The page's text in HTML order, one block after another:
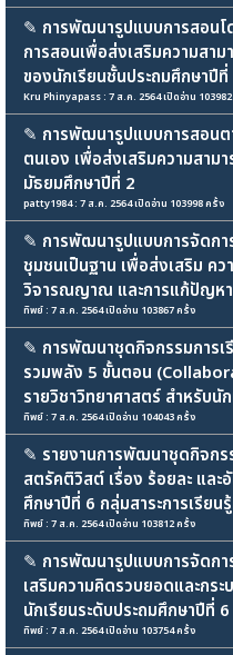
✎ การพัฒนารูปแบบการสอนโ
การสอนเพื่อส่งเสริมความส
ของนักเรียนชั้นประถมศึกษาปีที่
Kru Phinyapass : 7 ส.ค. 2564 เปิดอ่าน
✎ การพัฒนารูปแบบการสอน
ตนเอง เพื่อส่งเสริมความสาม
มัธยมศึกษาปีที่ 2
patty1984 : 7 ส.ค. 2564 เปิดอ่าน 103998 ครั้ง
✎ การพัฒนารูปแบบการจัดกา
ชุมชนเป็นฐาน เพื่อส่งเสริม ค
วิจารณญาณ และการแก้ปัญหา
ทิพย์ : 7 ส.ค. 2564 เปิดอ่าน 103867 ครั้ง
✎ การพัฒนาชุดกิจกรรมการเ
รวมพลัง 5 ขั้นตอน
รายวิชาวิทยาศาสตร์ สำหรับนั
ทิพย์ : 7 ส.ค. 2564 เปิดอ่าน 104043 ครั้ง
✎ รายงานการพัฒนาชุดกิจกร
สตรัคติวิสต์ เรื่อง ร้อยละ และ
ศึกษาปีที่ 6 กลุ่มสาระการเรีย
ทิพย์ : 7 ส.ค. 2564 เปิดอ่าน 103812 ครั้ง
✎ การพัฒนารูปแบบการจัดก
เสริมความคิดรวบยอดและกร
นักเรียนระดับประถมศึกษาปีที่ 6
ทิพย์ : 7 ส.ค. 2564 เปิดอ่าน 103754 ครั้ง